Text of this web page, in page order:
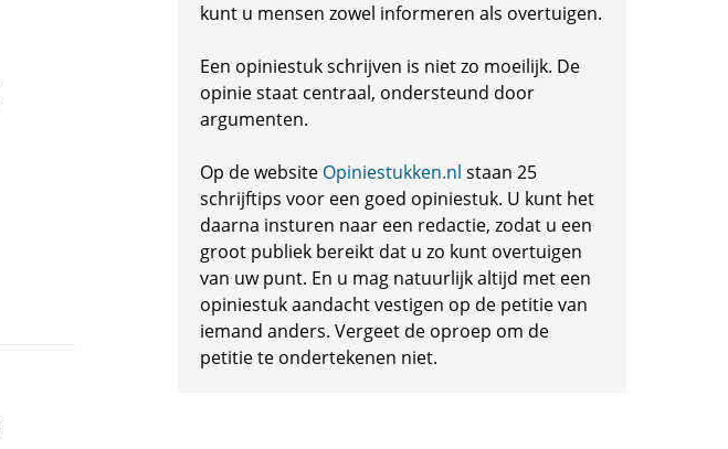
kunt u mensen zowel informeren als overtuigen.
Een opiniestuk schrijven is niet zo moeilijk. De
opinie staat centraal, ondersteund door
argumenten.
Op de website Opiniestukken.nl staan 25
schrijftips voor een goed opiniestuk. U kunt het
daarna insturen naar een redactie, zodat u een
groot publiek bereikt dat u zo kunt overtuigen
van uw punt. En u mag natuurlijk altijd met een
opiniestuk aandacht vestigen op de petitie van
iemand anders. Vergeet de oproep om de
petitie te ondertekenen niet.